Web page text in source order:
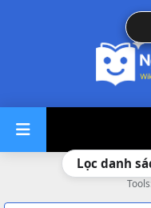
Lọc danh